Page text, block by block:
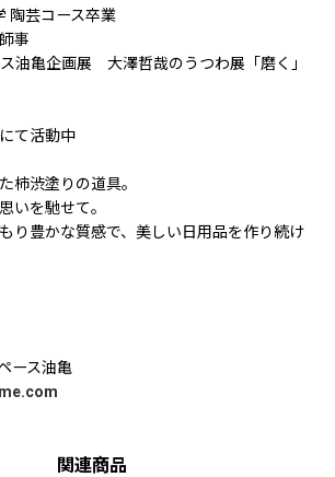
陶芸コース卒業
事
油亀企画展 大澤哲哉のうつわ展「磨く」
て活動中
柿渋塗りの道具。
いを馳せて。
り豊かな質感で、美しい日用品を作り続け
ース油亀
関連商品